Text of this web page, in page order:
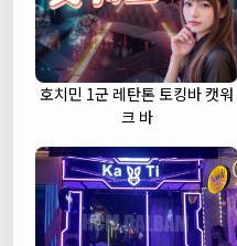
호치민 1군 레탄톤 토킹바 캣워
크 바